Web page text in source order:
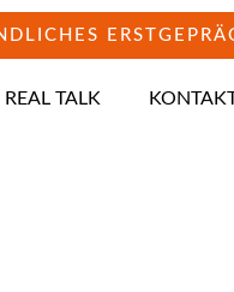
REAL TALK